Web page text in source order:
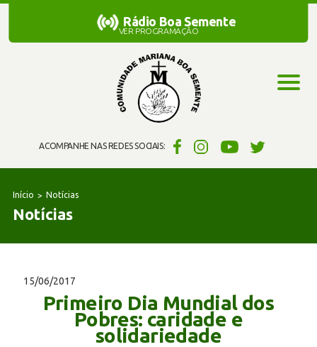
ACOMPANHE NAS REDES SOCIAIS:
Rádio Boa Semente
Rádio Boa Semente
VER PROGRAMAÇÃO
Início Notícias
Notícias
15/06/2017
Primeiro Dia Mundial dos
Pobres: caridade e
solidariedade